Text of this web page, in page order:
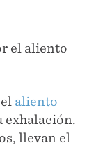
el aliento
aliento
exhalación.
llevan el